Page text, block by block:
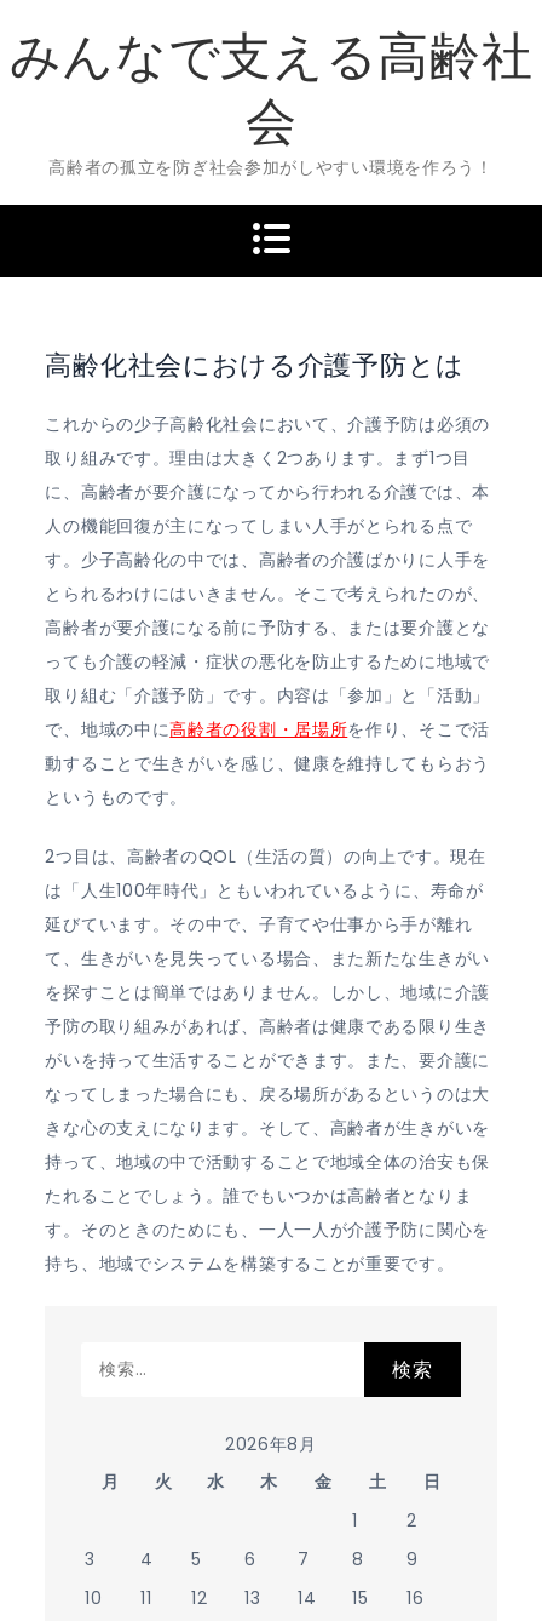
content
みんなで支える高齢社
会
高齢者の孤立を防ぎ社会参加がしやすい環境を作ろう！
高齢化社会における介護予防とは
これからの少子高齢化社会において、介護予防は必須の
取り組みです。理由は大きく2つあります。まず1つ目
に、高齢者が要介護になってから行われる介護では、本
人の機能回復が主になってしまい人手がとられる点で
す。少子高齢化の中では、高齢者の介護ばかりに人手を
とられるわけにはいきません。そこで考えられたのが、
高齢者が要介護になる前に予防する、または要介護とな
っても介護の軽減・症状の悪化を防止するために地域で
取り組む「介護予防」です。内容は「参加」と「活動」
で、地域の中に高齢者の役割・居場所を作り、そこで活
動することで生きがいを感じ、健康を維持してもらおう
というものです。
2つ目は、高齢者のQOL（生活の質）の向上です。現在
は「人生100年時代」ともいわれているように、寿命が
延びています。その中で、子育てや仕事から手が離れ
て、生きがいを見失っている場合、また新たな生きがい
を探すことは簡単ではありません。しかし、地域に介護
予防の取り組みがあれば、高齢者は健康である限り生き
がいを持って生活することができます。また、要介護に
なってしまった場合にも、戻る場所があるというのは大
きな心の支えになります。そして、高齢者が生きがいを
持って、地域の中で活動することで地域全体の治安も保
たれることでしょう。誰でもいつかは高齢者となりま
す。そのときのためにも、一人一人が介護予防に関心を
持ち、地域でシステムを構築することが重要です。
2026年8月
月
火 水 木 金 土
日
1
2
3
4 5 6 7 8
9
10
11 12 13 14 15
16